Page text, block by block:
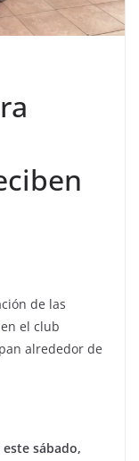
de las
el club
alrededor de
este sábado,